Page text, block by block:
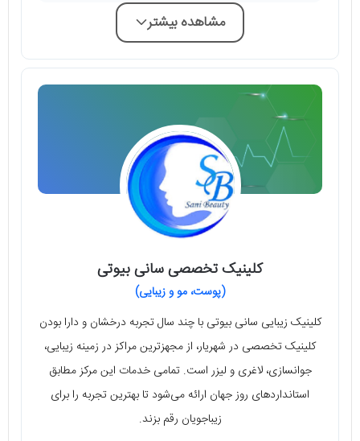
مشاهده بیشتر
کلینیک تخصصی سانی بیوتی
(پوست، مو و زیبایی)
کلینیک زیبایی سانی بیوتی با چند سال تجربه درخشان و دارا بودن
کلینیک تخصصی در شهریار، از مجهزترین مراکز در زمینه زیبایی،
جوانسازی، لاغری و لیزر است. تمامی خدمات این مرکز مطابق
استانداردهای روز جهان ارائه می‌شود تا بهترین تجربه را برای
زیباجویان رقم بزند.